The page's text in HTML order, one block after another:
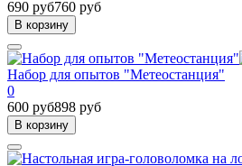
690 руб760 руб
В корзину
Набор для опытов "Метеостанция"
0
600 руб898 руб
В корзину